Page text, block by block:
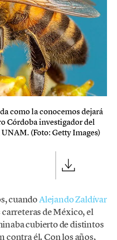
como la conocemos dejará
Córdoba investigador del
(Foto: Getty Images)
cuandoAlejando Zaldívar
de México, el
cubierto de distintos
contra él. Con los años,